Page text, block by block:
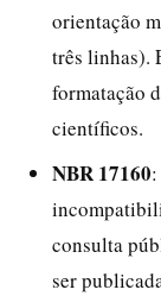
orientação
três linhas).
formatação
científicos.
NBR 17160
consulta
ser